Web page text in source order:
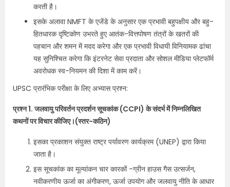
करती है।
इसके अलावा NMFT के एजेंडे के अनुसार एक प्रभावी बहुपक्षीय और बहु-
हितधारक दृष्टिकोण उभरते हुए आतंक-वित्तपोषण तंत्रों के खतरों की
पहचान और शमन में मदद करेगा और एक प्रभावी विधायी विनियामक ढांचा
यह सुनिश्चित करेगा कि इंटरनेट सेवा प्रदाता और सोशल मीडिया प्लेटफॉर्म
अवरोधक स्व-नियमन की दिशा में काम करें।
UPSC प्रारंभिक परीक्षा के लिए अभ्यास प्रश्न:
प्रश्न 1. जलवायु परिवर्तन प्रदर्शन सूचकांक (CCPI) के संदर्भ में निम्नलिखित
कथनों पर विचार कीजिए।(स्तर-कठिन)
इसका प्रकाशन संयुक्त राष्ट्र पर्यावरण कार्यक्रम (UNEP) द्वारा किया
जाता है।
इस सूचकांक का मूल्यांकन चार कारकों -ग्रीन हाउस गैस उत्सर्जन,
नवीकरणीय ऊर्जा का अंगीकरण, ऊर्जा उपयोग और जलवायु नीति के आधार